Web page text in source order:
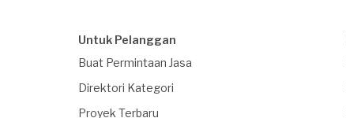
Untuk Pelanggan
Buat Permintaan Jasa
Direktori Kategori
Proyek Terbaru